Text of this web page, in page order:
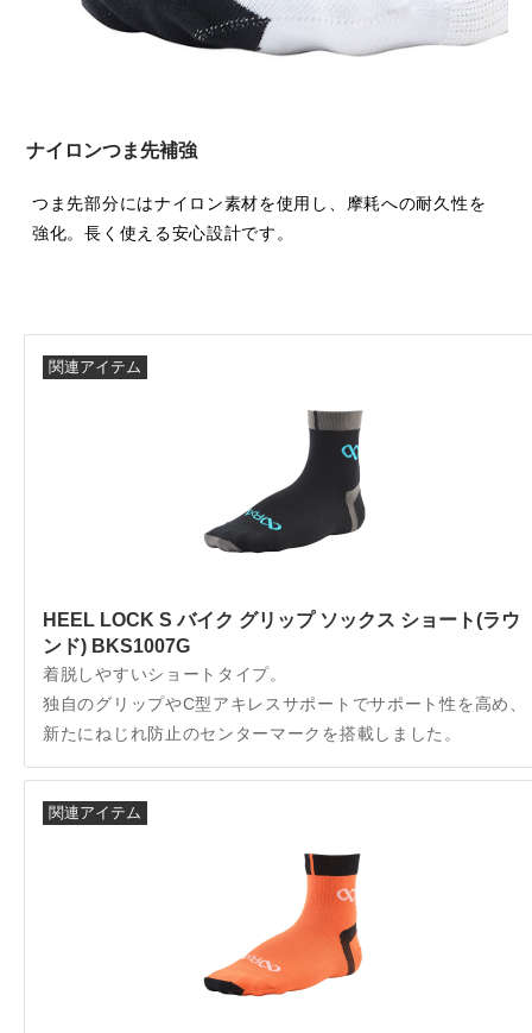
ナイロンつま先補強
つま先部分にはナイロン素材を使用し、摩耗への耐久性を
強化。長く使える安心設計です。
関連アイテム
HEEL LOCK S バイク グリップ ソックス ショート(ラウ
ンド) BKS1007G
着脱しやすいショートタイプ。
独自のグリップやC型アキレスサポートでサポート性を高め、
新たにねじれ防止のセンターマークを搭載しました。
関連アイテム